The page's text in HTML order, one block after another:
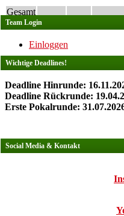
Gesamt
Team Login
Einloggen
Wichtige Deadlines!
Deadline Hinrunde:
Deadline Rückrunde:
Erste Pokalrunde:
Social Media & Kontakt